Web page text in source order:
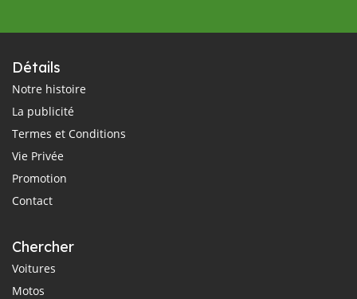
Détails
Notre histoire
La publicité
Termes et Conditions
Vie Privée
Promotion
Contact
Chercher
Voitures
Motos